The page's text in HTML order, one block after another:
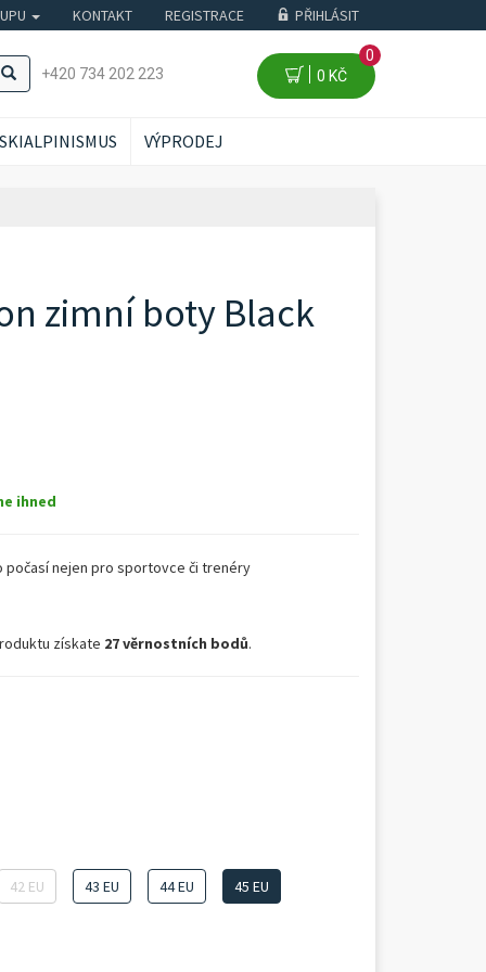
KONTAKT REGISTRACE PŘIHLÁSIT
+420 734 202 223 0 KČ
0
SKIALPINISMUS VÝPRODEJ
zimní boty Black
ihned
počasí nejen pro sportovce či trenéry
získate 27 věrnostních bodů.
42 EU 43 EU 44 EU 45 EU